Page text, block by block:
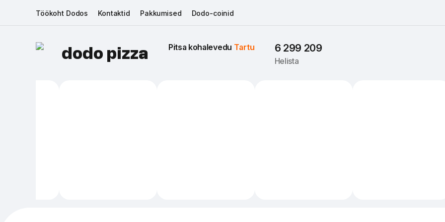
Töökoht Dodos Kontaktid Pakkumised Dodo-coinid
dodo pizza Pitsa kohalevedu Tartu 6 299 209
Helista